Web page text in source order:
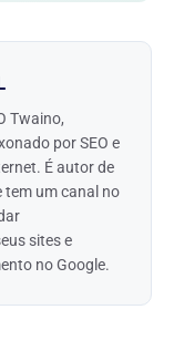
Twaino,
por SEO e
É autor de
tem um canal no
sites e
no Google.